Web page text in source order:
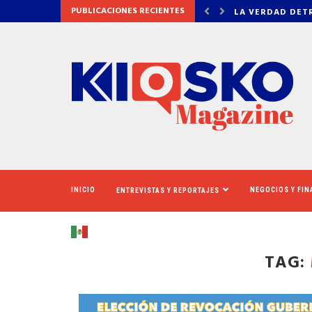
PUBLICACIONES RECIENTES
DE OZEMPIC NEWSOM
INICIO ENTREVISTAS Y REPORTAJES NEGOCIOS Y
TAG: